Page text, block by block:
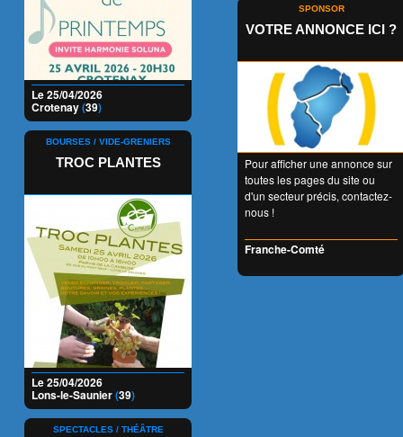
Le 25/04/2026
Crotenay(39)
BOURSES / VIDE-GRENIERS
TROC PLANTES
Le 25/04/2026
Lons-le-Saunier(39)
SPECTACLES / THÉÂTRE
SPONSOR
VOTRE ANNONCE ICI ?
Pour afficher une annonce sur
toutes les pages du site ou
d'un secteur précis, contactez-
nous !
Franche-Comté